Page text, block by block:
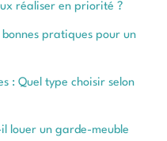
réaliser en priorité ?
pratiques pour un
: Quel type choisir selon
louer un garde-meuble